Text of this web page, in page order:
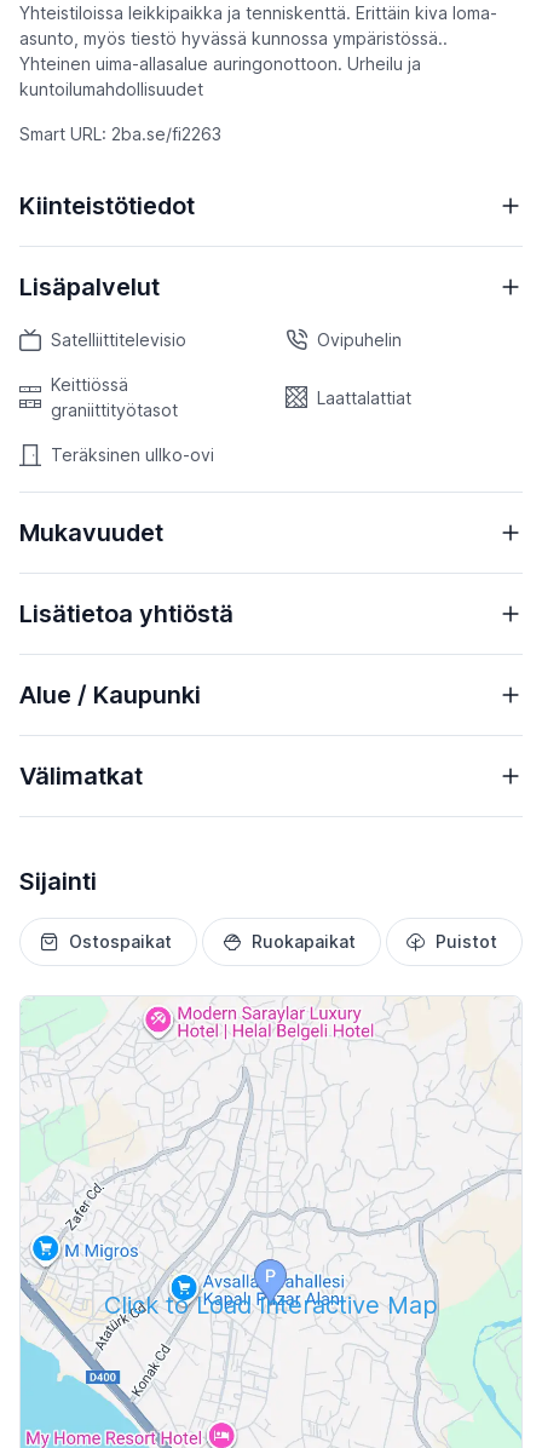
Yhteistiloissa leikkipaikka ja tenniskenttä. Erittäin kiva loma-
asunto, myös tiestö hyvässä kunnossa ympäristössä..
Yhteinen uima-allasalue auringonottoon. Urheilu ja
kuntoilumahdollisuudet
Smart URL: 2ba.se/fi2263
Kiinteistötiedot
Lisäpalvelut
Satelliittitelevisio Ovipuhelin
Keittiössä
graniittityötasot
Laattalattiat
Teräksinen ullko-ovi
Mukavuudet
Lisätietoa yhtiöstä
Alue / Kaupunki
Välimatkat
Sijainti
Ostospaikat Ruokapaikat Puistot
Click to Load Interactive Map